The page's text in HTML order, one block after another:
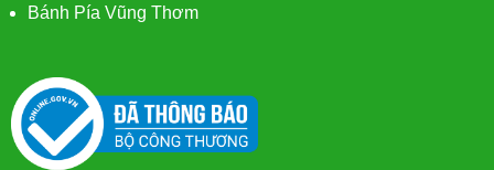
Bánh Pía Vũng Thơm